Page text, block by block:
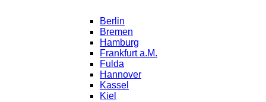
Berlin
Bremen
Hamburg
Frankfurt a.M.
Fulda
Hannover
Kassel
Kiel